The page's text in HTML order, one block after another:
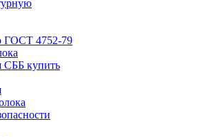
ГОСТ 4752-79
СББ купить